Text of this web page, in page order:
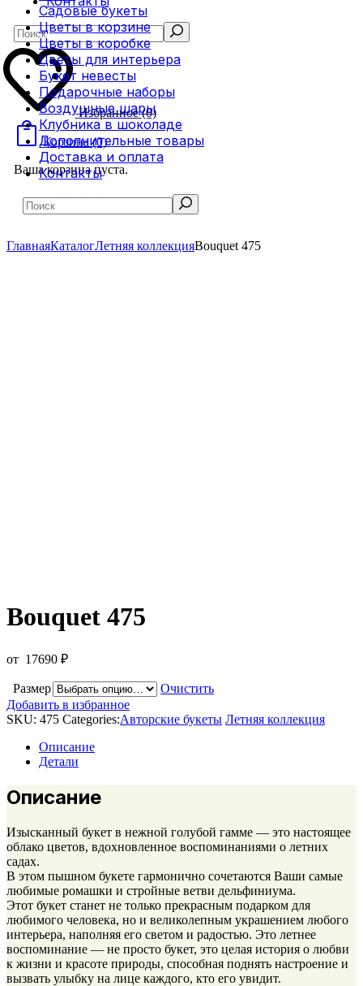
Search
Избранное (0)
Корзина (0)
Ваша корзина пуста.
Садовые букеты
Цветы в корзине
Цветы в коробке
Цветы для интерьера
Букет невесты
Подарочные наборы
Воздушные шары
Клубника в шоколаде
Дополнительные товары
Доставка и оплата
Контакты
Search
ГлавнаяКаталогЛетняя коллекцияBouquet 475
Bouquet 475
от 17690 ₽
Размер
Очистить
Добавить в избранное
SKU: 475 Categories:Авторские букеты Летняя коллекция
Описание
Детали
Описание
Изысканный букет в нежной голубой гамме — это настоящее
облако цветов, вдохновленное воспоминаниями о летних
садах.
В этом пышном букете гармонично сочетаются Ваши самые
любимые ромашки и стройные ветви дельфиниума.
Этот букет станет не только прекрасным подарком для
любимого человека, но и великолепным украшением любого
интерьера, наполняя его светом и радостью. Это летнее
воспоминание — не просто букет, это целая история о любви
к жизни и красоте природы, способная поднять настроение и
вызвать улыбку на лице каждого, кто его увидит.